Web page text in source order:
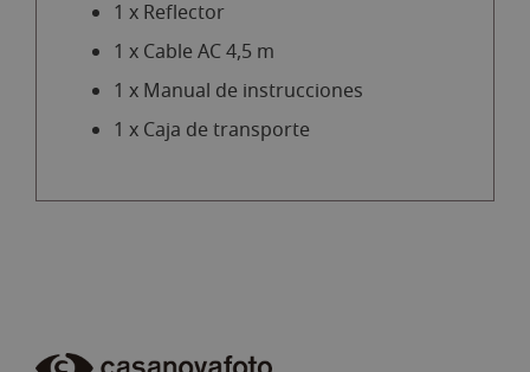
1 x Reflector
1 x Cable AC 4,5 m
1 x Manual de instrucciones
1 x Caja de transporte